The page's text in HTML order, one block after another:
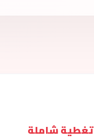
تغطية شاملة